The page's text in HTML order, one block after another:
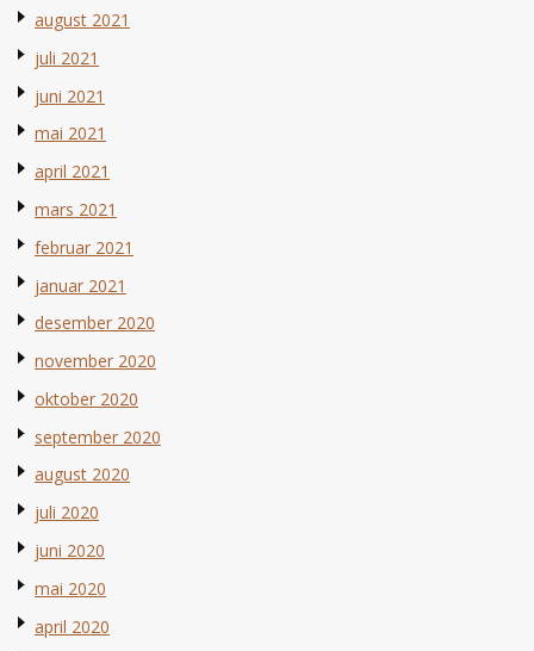
august 2021
juli 2021
juni 2021
mai 2021
april 2021
mars 2021
februar 2021
januar 2021
desember 2020
november 2020
oktober 2020
september 2020
august 2020
juli 2020
juni 2020
mai 2020
april 2020